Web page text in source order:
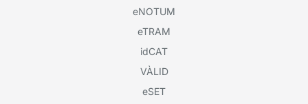
eNOTUM
eTRAM
idCAT
VÀLID
eSET